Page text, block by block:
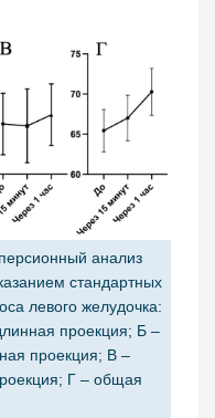
анализ
стандартных
левого желудочка:
проекция; Б –
проекция; В –
Г – общая